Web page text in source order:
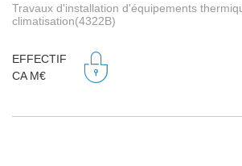
Travaux d'installation d'équipements
climatisation(4322B)
EFFECTIF
CA M€